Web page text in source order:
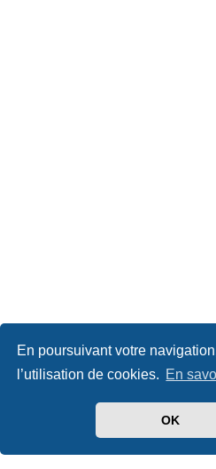
En poursuivant votre
l’utilisation de cookies. En
OK